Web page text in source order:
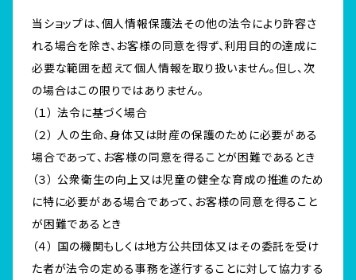
当ショップは、個人情報保護法その他の法令により許容さ
れる場合を除き、お客様の同意を得ず、利用目的の達成に
必要な範囲を超えて個人情報を取り扱いません。但し、次
の場合はこの限りではありません。
（１） 法令に基づく場合
（２） 人の生命、身体又は財産の保護のために必要がある
場合であって、お客様の同意を得ることが困難であるとき
（３） 公衆衛生の向上又は児童の健全な育成の推進のため
に特に必要がある場合であって、お客様の同意を得ること
が困難であるとき
（４） 国の機関もしくは地方公共団体又はその委託を受け
た者が法令の定める事務を遂行することに対して協力する